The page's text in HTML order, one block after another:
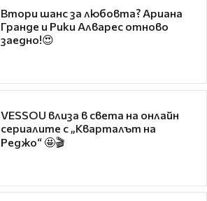
Втори шанс за любовта? Ариана
Гранде и Рики Алварес отново
заедно!😍
VESSOU влиза в света на онлайн
сериалите с „Кварталът на
Реджо“ 🤩🎬